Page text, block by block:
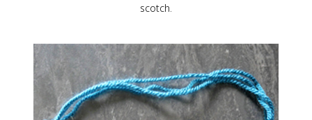
scotch.